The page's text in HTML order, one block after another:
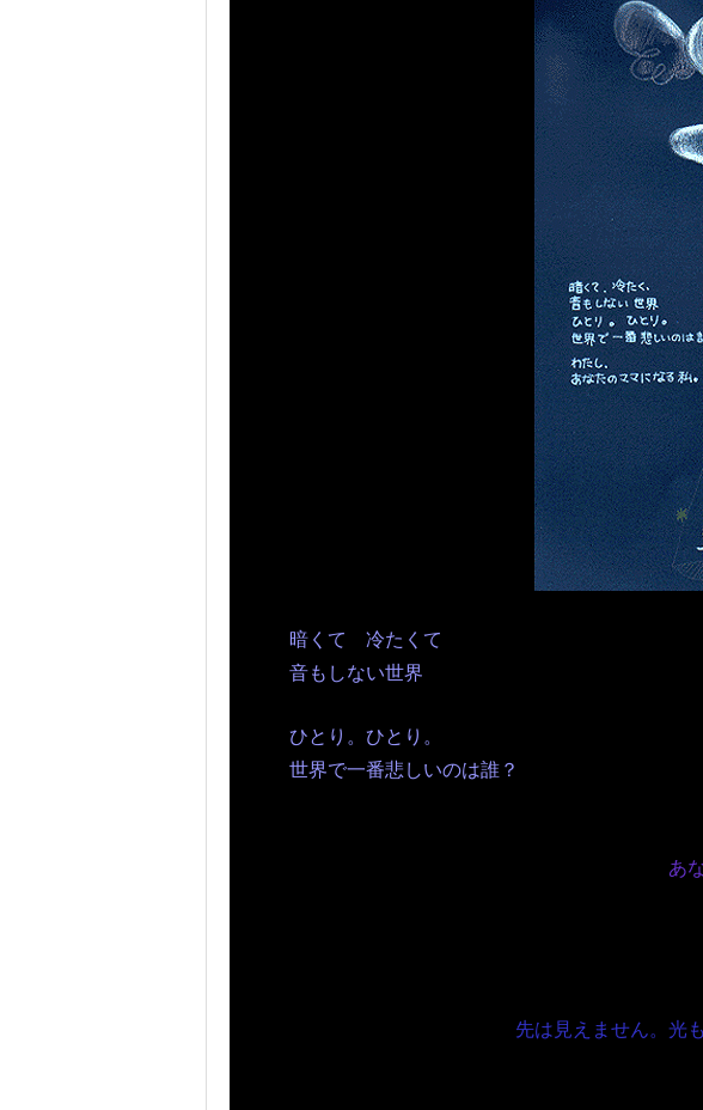
暗くて 冷たくて
音もしない世界
ひとり。ひとり。
世界で一番悲しいのは誰？
あ
先は見えません。光